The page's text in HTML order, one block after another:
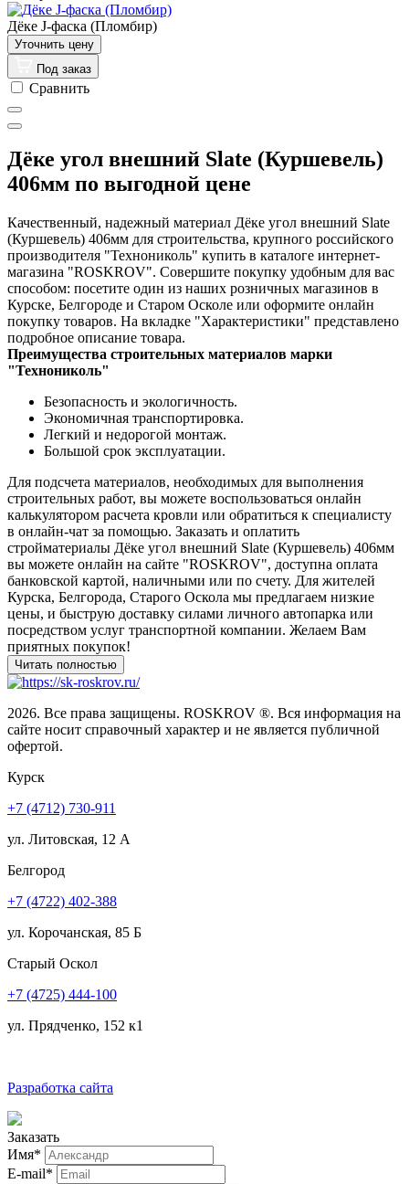
Дёке J-фаска (Пломбир)
Под заказ
Сравнить
Дёке угол внешний Slate (Куршевель)
406мм по выгодной цене
Качественный, надежный материал Дёке угол внешний Slate
(Куршевель) 406мм для строительства, крупного российского
производителя "Технониколь" купить в каталоге интернет-
магазина "ROSKROV". Совершите покупку удобным для вас
способом: посетите один из наших розничных магазинов в
Курске, Белгороде и Старом Осколе или оформите онлайн
покупку товаров. На вкладке "Характеристики" представлено
подробное описание товара.
Преимущества строительных материалов марки
"Технониколь"
Безопасность и экологичность.
Экономичная транспортировка.
Легкий и недорогой монтаж.
Большой срок эксплуатации.
Для подсчета материалов, необходимых для выполнения
строительных работ, вы можете воспользоваться онлайн
калькулятором расчета кровли или обратиться к специалисту
в онлайн-чат за помощью. Заказать и оплатить
стройматериалы Дёке угол внешний Slate (Куршевель) 406мм
вы можете онлайн на сайте "ROSKROV", доступна оплата
банковской картой, наличными или по счету. Для жителей
Курска, Белгорода, Старого Оскола мы предлагаем низкие
цены, и быструю доставку силами личного автопарка или
посредством услуг транспортной компании. Желаем Вам
приятных покупок!
2026. Все права защищены. ROSKROV ®. Вся информация на
сайте носит справочный характер и не является публичной
офертой.
Курск
+7 (4712) 730-911
ул. Литовская, 12 А
Белгород
+7 (4722) 402-388
ул. Корочанская, 85 Б
Старый Оскол
+7 (4725) 444-100
ул. Прядченко, 152 к1
Разработка сайта
Заказать
Имя*
E-mail*